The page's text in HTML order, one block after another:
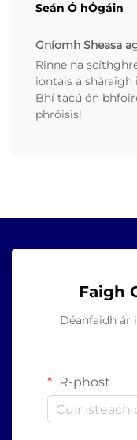
Seán Ó hÓgáin
Gníomh Sheasa
Rinne na
iontais a
Bhí tacú ón
phróisis!
Faigh
Déanfaidh ár
R-phost